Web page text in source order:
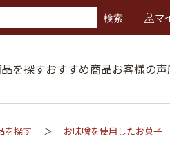
検索 マ
を探すおすすめ商品お客様の声
を探す お味噌を使用したお菓子